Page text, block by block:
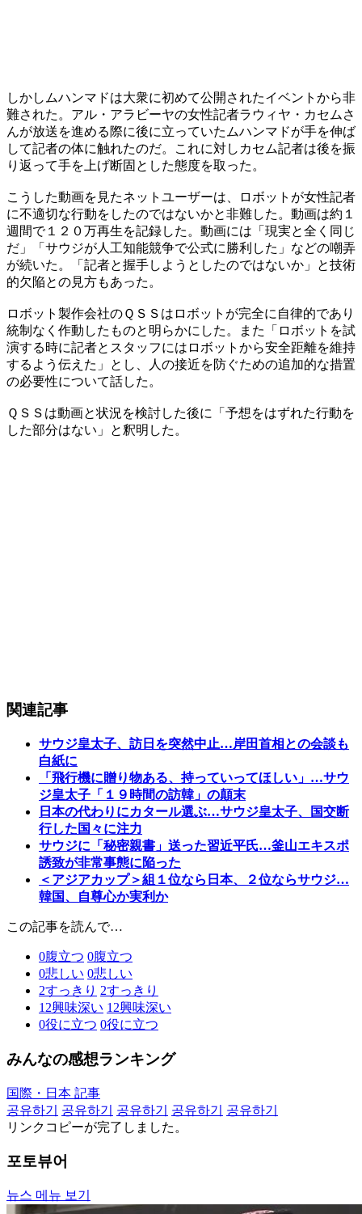
しかしムハンマドは大衆に初めて公開されたイベントから非
難された。アル・アラビーヤの女性記者ラウィヤ・カセムさ
んが放送を進める際に後に立っていたムハンマドが手を伸ば
して記者の体に触れたのだ。これに対しカセム記者は後を振
り返って手を上げ断固とした態度を取った。
こうした動画を見たネットユーザーは、ロボットが女性記者
に不適切な行動をしたのではないかと非難した。動画は約１
週間で１２０万再生を記録した。動画には「現実と全く同じ
だ」「サウジが人工知能競争で公式に勝利した」などの嘲弄
が続いた。「記者と握手しようとしたのではないか」と技術
的欠陥との見方もあった。
ロボット製作会社のＱＳＳはロボットが完全に自律的であり
統制なく作動したものと明らかにした。また「ロボットを試
演する時に記者とスタッフにはロボットから安全距離を維持
するよう伝えた」とし、人の接近を防ぐための追加的な措置
の必要性について話した。
ＱＳＳは動画と状況を検討した後に「予想をはずれた行動を
した部分はない」と釈明した。
関連記事
サウジ皇太子、訪日を突然中止…岸田首相との会談も
白紙に
「飛行機に贈り物ある、持っていってほしい」…サウ
ジ皇太子「１９時間の訪韓」の顛末
日本の代わりにカタール選ぶ…サウジ皇太子、国交断
行した国々に注力
サウジに「秘密親書」送った習近平氏…釜山エキスポ
誘致が非常事態に陥った
＜アジアカップ＞組１位なら日本、２位ならサウジ…
韓国、自尊心か実利か
この記事を読んで…
0腹立つ 0腹立つ
0悲しい 0悲しい
2すっきり 2すっきり
12興味深い 12興味深い
0役に立つ 0役に立つ
みんなの感想ランキング
国際・日本 記事
공유하기
공유하기 공유하기 공유하기
공유하기
リンクコピーが完了しました。
포토뷰어
뉴스 메뉴 보기